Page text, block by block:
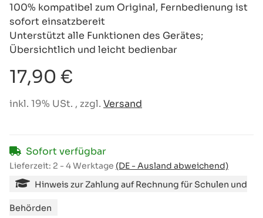
100% kompatibel zum Original, Fernbedienung ist
sofort einsatzbereit
Unterstützt alle Funktionen des Gerätes;
Übersichtlich und leicht bedienbar
17,90 €
inkl. 19% USt. , zzgl. Versand
Sofort verfügbar
Lieferzeit: 2 - 4 Werktage (DE - Ausland abweichend)
Hinweis zur Zahlung auf Rechnung für Schulen und
Behörden